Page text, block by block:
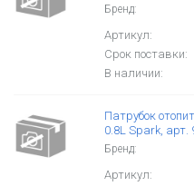
Бренд:
Артикул:
Срок поставки:
В наличии:
Патрубок
0.8L Spark, арт.
Бренд:
Артикул: